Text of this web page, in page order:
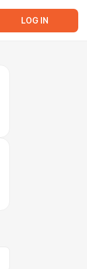
LOG IN